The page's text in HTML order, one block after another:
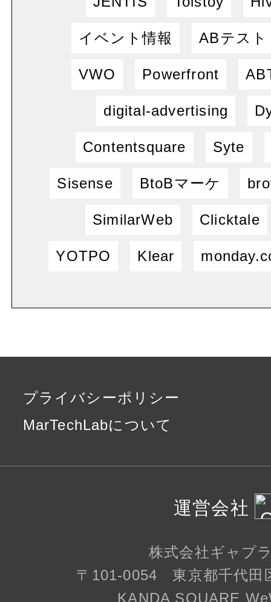
イベント情報 ABテスト
VWO Powerfront
digital-advertising
Contentsquare Syte
Sisense BtoBマーケ
SimilarWeb Clicktale
YOTPO Klear
プライバシーポリシー
MarTechLabについて
運営会社
株式会社ギャプ
〒101-0054 東京都千代田
KANDA SQUARE